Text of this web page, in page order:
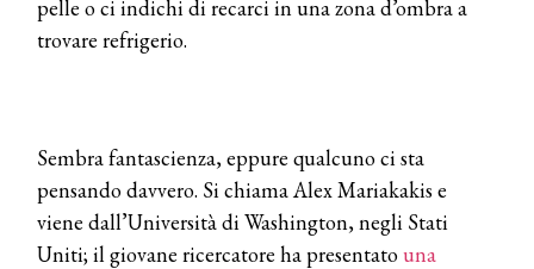
pelle o ci indichi di recarci in una zona d’ombra a
trovare refrigerio.
Sembra fantascienza, eppure qualcuno ci sta
pensando davvero. Si chiama Alex Mariakakis e
viene dall’Università di Washington, negli Stati
Uniti; il giovane ricercatore ha presentatouna